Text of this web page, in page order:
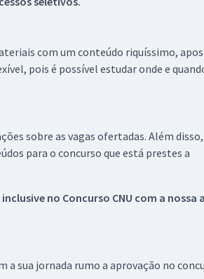
com um conteúdo riquíssimo,
pois é possível estudar onde e
sobre as vagas ofertadas. Além
para o concurso que está prestes a
no Concurso CNU com a nossa
a sua jornada rumo a aprovação no